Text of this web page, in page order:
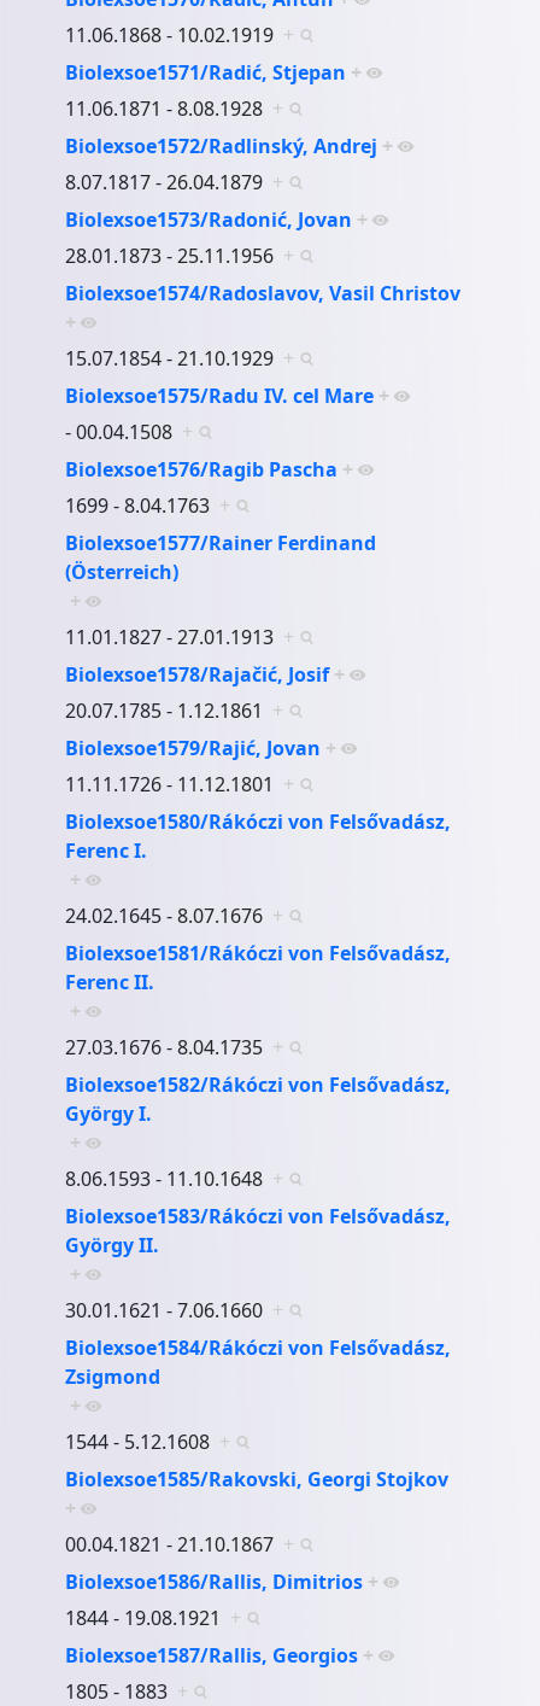
11.06.1868 - 10.02.1919 +
Biolexsoe1571/Radić, Stjepan +
11.06.1871 - 8.08.1928 +
Biolexsoe1572/Radlinský, Andrej +
8.07.1817 - 26.04.1879 +
Biolexsoe1573/Radonić, Jovan +
28.01.1873 - 25.11.1956 +
Biolexsoe1574/Radoslavov, Vasil Christov
+
15.07.1854 - 21.10.1929 +
Biolexsoe1575/Radu IV. cel Mare +
- 00.04.1508 +
Biolexsoe1576/Ragib Pascha +
1699 - 8.04.1763 +
Biolexsoe1577/Rainer Ferdinand
(Österreich)
+
11.01.1827 - 27.01.1913 +
Biolexsoe1578/Rajačić, Josif +
20.07.1785 - 1.12.1861 +
Biolexsoe1579/Rajić, Jovan +
11.11.1726 - 11.12.1801 +
Biolexsoe1580/Rákóczi von Felsővadász,
Ferenc I.
+
24.02.1645 - 8.07.1676 +
Biolexsoe1581/Rákóczi von Felsővadász,
Ferenc II.
+
27.03.1676 - 8.04.1735 +
Biolexsoe1582/Rákóczi von Felsővadász,
György I.
+
8.06.1593 - 11.10.1648 +
Biolexsoe1583/Rákóczi von Felsővadász,
György II.
+
30.01.1621 - 7.06.1660 +
Biolexsoe1584/Rákóczi von Felsővadász,
Zsigmond
+
1544 - 5.12.1608 +
Biolexsoe1585/Rakovski, Georgi Stojkov
+
00.04.1821 - 21.10.1867 +
Biolexsoe1586/Rallis, Dimitrios +
1844 - 19.08.1921 +
Biolexsoe1587/Rallis, Georgios +
1805 - 1883 +